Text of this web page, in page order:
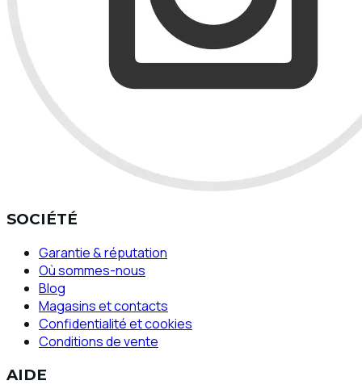
SOCIÉTÉ
Garantie & réputation
Où sommes-nous
Blog
Magasins et contacts
Confidentialité et cookies
Conditions de vente
AIDE